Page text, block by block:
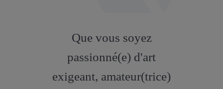
artstation
Que vous soyez
passionné(e) d'art
exigeant, amateur(trice)